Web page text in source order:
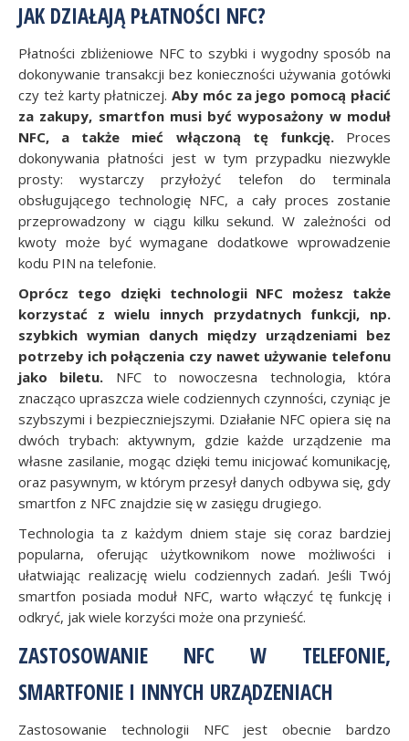
JAK DZIAŁAJĄ PŁATNOŚCI NFC?
Płatności zbliżeniowe NFC to szybki i wygodny sposób na
dokonywanie transakcji bez konieczności używania gotówki
czy też karty płatniczej.Aby móc za jego pomocą płacić
za zakupy, smartfon musi być wyposażony w moduł
NFC, a także mieć włączoną tę funkcję.Proces
dokonywania płatności jest w tym przypadku niezwykle
prosty: wystarczy przyłożyć telefon do terminala
obsługującego technologię NFC, a cały proces zostanie
przeprowadzony w ciągu kilku sekund. W zależności od
kwoty może być wymagane dodatkowe wprowadzenie
kodu PIN na telefonie.
Oprócz tego dzięki technologii NFC możesz także
korzystać z wielu innych przydatnych funkcji, np.
szybkich wymian danych między urządzeniami bez
potrzeby ich połączenia czy nawet używanie telefonu
jako biletu. NFC to nowoczesna technologia, która
znacząco upraszcza wiele codziennych czynności, czyniąc je
szybszymi i bezpieczniejszymi. Działanie NFC opiera się na
dwóch trybach: aktywnym, gdzie każde urządzenie ma
własne zasilanie, mogąc dzięki temu inicjować komunikację,
oraz pasywnym, w którym przesył danych odbywa się, gdy
smartfon z NFC znajdzie się w zasięgu drugiego.
Technologia ta z każdym dniem staje się coraz bardziej
popularna, oferując użytkownikom nowe możliwości i
ułatwiając realizację wielu codziennych zadań. Jeśli Twój
smartfon posiada moduł NFC, warto włączyć tę funkcję i
odkryć, jak wiele korzyści może ona przynieść.
ZASTOSOWANIE NFC W TELEFONIE,
SMARTFONIE I INNYCH URZĄDZENIACH
Zastosowanie technologii NFC jest obecnie bardzo